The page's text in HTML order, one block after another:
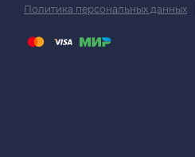
Политика персональных данных